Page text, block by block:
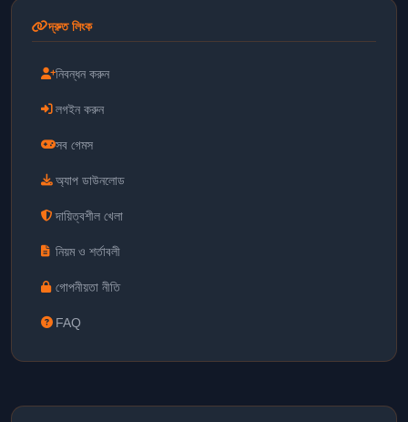
দ্রুত লিংক
নিবন্ধন করুন
লগইন করুন
সব গেমস
অ্যাপ ডাউনলোড
দায়িত্বশীল খেলা
নিয়ম ও শর্তাবলী
গোপনীয়তা নীতি
FAQ